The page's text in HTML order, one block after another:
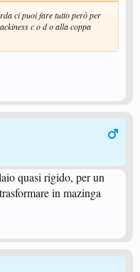
ci puoi fare tutto però per
c o d o alla coppa
quasi rigido, per un
in mazinga